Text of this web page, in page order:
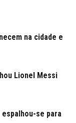
na cidade e
Lionel Messi
se para